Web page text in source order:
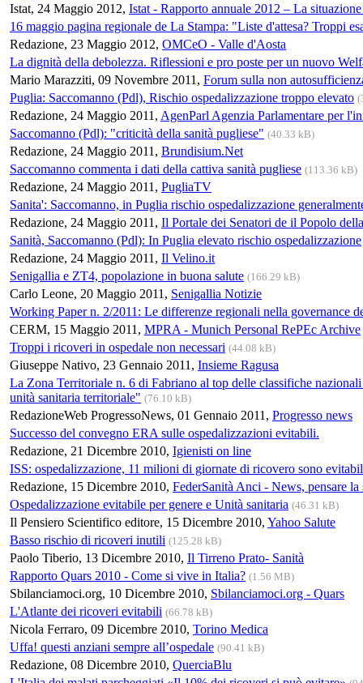
Istat, 24 Maggio 2012, Istat - Rapporto annuale 2012 – La situazione
16 maggio pagina regionale de La Stampa: "Liste d'attesa? Troppi
Redazione, 23 Maggio 2012, OMCeO - Valle d'Aosta
La dignità della debolezza. Riflessioni e pro poste per un nuovo
Mario Marazziti, 09 Novembre 2011, Forum sulla non
Puglia: Saccomanno (Pdl), Rischio ospedalizzazione troppo elevato
Redazione, 24 Maggio 2011, AgenParl Agenzia Parlamentare per
Saccomanno (Pdl): "criticità della sanità pugliese" (40.33 kB)
Redazione, 24 Maggio 2011, Brundisium.Net
Saccomanno commenta i dati della cattiva sanità pugliese (113.36 kB)
Redazione, 24 Maggio 2011, PugliaTV
Sanita': Saccomanno, in Puglia rischio ospedalizzazione
Redazione, 24 Maggio 2011, Il Portale dei Senatori de il Popolo
Sanità, Saccomanno (Pdl): In Puglia elevato rischio ospedalizzazione
Redazione, 24 Maggio 2011, Il Velino.it
Senigallia e ZT4, popolazione in buona salute (166.29 kB)
Carlo Leone, 20 Maggio 2011, Senigallia Notizie
Working Paper n. 2/2011: Le differenze regionali nella governance
CERM, 15 Maggio 2011, MPRA - Munich Personal RePEc Archive
Troppi i ricoveri in ospedale non necessari (44.08 kB)
Giuseppe Nativo, 23 Gennaio 2011, Insieme Ragusa
La Zona Territoriale n. 6 di Fabriano al top delle classifiche
unità sanitaria territoriale" (76.10 kB)
RedazioneWeb ProgressoNews, 01 Gennaio 2011, Progresso news
Successo del convegno ERA sulle ospedalizzazioni evitabili.
Redazione, 21 Dicembre 2010, Igienisti on line
ISS: ospedalizzazione, 11 milioni di giornate di ricovero sono
Redazione, 15 Dicembre 2010, FederSanità Anci - News, pensare la
Ospedalizzazione evitabile per genere e Unità sanitaria (46.31 kB)
Il Pensiero Scientifico editore, 15 Dicembre 2010, Yahoo Salute
Basso rischio di ricoveri inutili (125.28 kB)
Paolo Tiberio, 13 Dicembre 2010, Il Tirreno Prato- Sanità
Rapporto Quars 2010 - Come si vive in Italia? (1.56 MB)
Sbilanciamoci.org, 10 Dicembre 2010, Sbilanciamoci.org - Quars
L'Atlante dei ricoveri evitabili (66.78 kB)
Nicola Ferraro, 09 Dicembre 2010, Torino Medica
Uffa! questi anziani sempre all’ospedale (90.41 kB)
Redazione, 08 Dicembre 2010, QuerciaBlu